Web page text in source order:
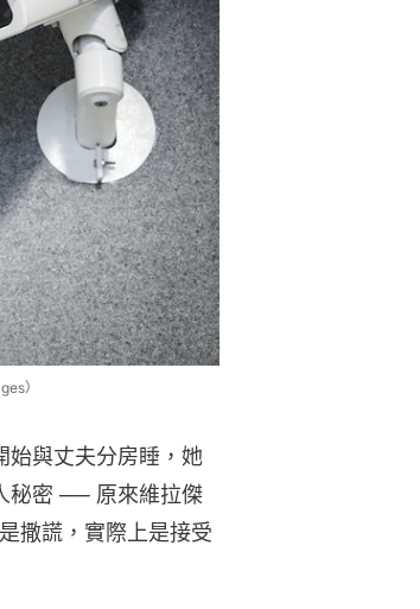
）
始與丈夫分房睡，她
秘密 ── 原來維拉傑
撒謊，實際上是接受